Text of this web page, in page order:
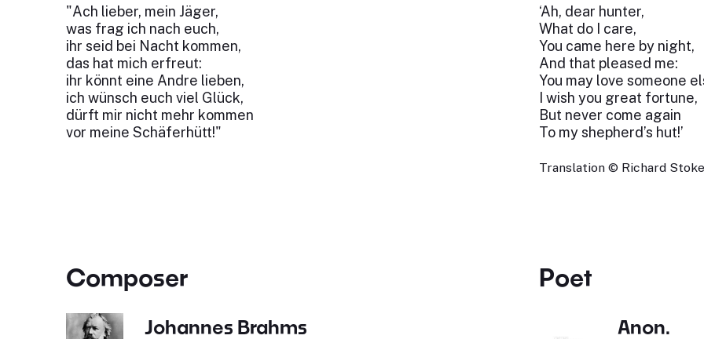
"Ach lieber, mein Jäger,
was frag ich nach euch,
ihr seid bei Nacht kommen,
das hat mich erfreut:
ihr könnt eine Andre lieben,
ich wünsch euch viel Glück,
dürft mir nicht mehr kommen
vor meine Schäferhütt!"
‘Ah, dear hunter,
What do I care,
You came here by night,
And that pleased me:
You may love someone
I wish you great fortune,
But never come again
To my shepherd’s hut!’
Translation © Richard
Composer
Johannes Brahms
Poet
Anon.